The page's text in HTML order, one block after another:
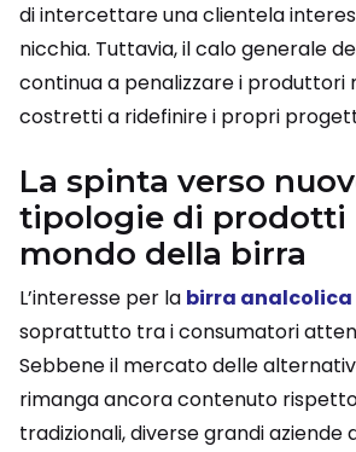
di intercettare una clientela
nicchia. Tuttavia, il calo generale
continua a penalizzare i
costretti a ridefinire i propri
La spinta verso
tipologie di prodotti
mondo della birra
L’interesse per la birra analcolica
soprattutto tra i consumatori
Sebbene il mercato delle
rimanga ancora contenuto
tradizionali, diverse grandi